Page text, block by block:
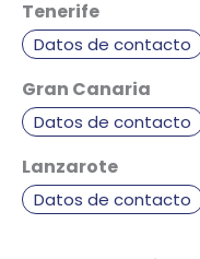
Tenerife
Datos de contacto
Gran Canaria
Datos de contacto
Lanzarote
Datos de contacto